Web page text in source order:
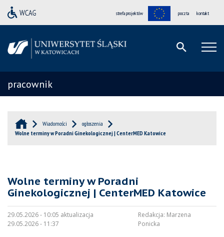
strefa projektów poczta kontakt
pracownik
Wiadomości
ogłoszenia
Wolne terminy w Poradni Ginekologicznej | CenterMED Katowice
Wolne terminy w Poradni
Ginekologicznej | CenterMED Katowice
29.05.2026 - 10:05 aktualizacja
29.05.2026 - 11:37
Redakcja: Marzena
Ponicka